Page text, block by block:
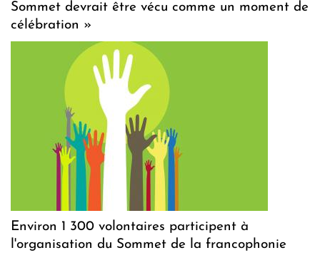
Sommet devrait être vécu comme un moment de
célébration »
Environ 1 300 volontaires participent à
l'organisation du Sommet de la francophonie